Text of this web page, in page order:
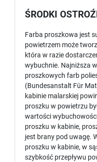
ŚRODKI
Farba proszkowa jest
powietrzem może
która w razie
wybuchnie. Najniższa
proszkowych farb
(Bundesanstalt Für
kabinie malarskiej
proszku w powietrzu
wartości
proszku w kabinie,
jest brany pod uwagę.
proszku w kabinie, w
szybkość przepływu